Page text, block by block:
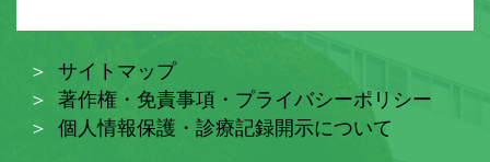
サイトマップ
著作権・免責事項・プライバシーポリシー
個人情報保護・診療記録開示について